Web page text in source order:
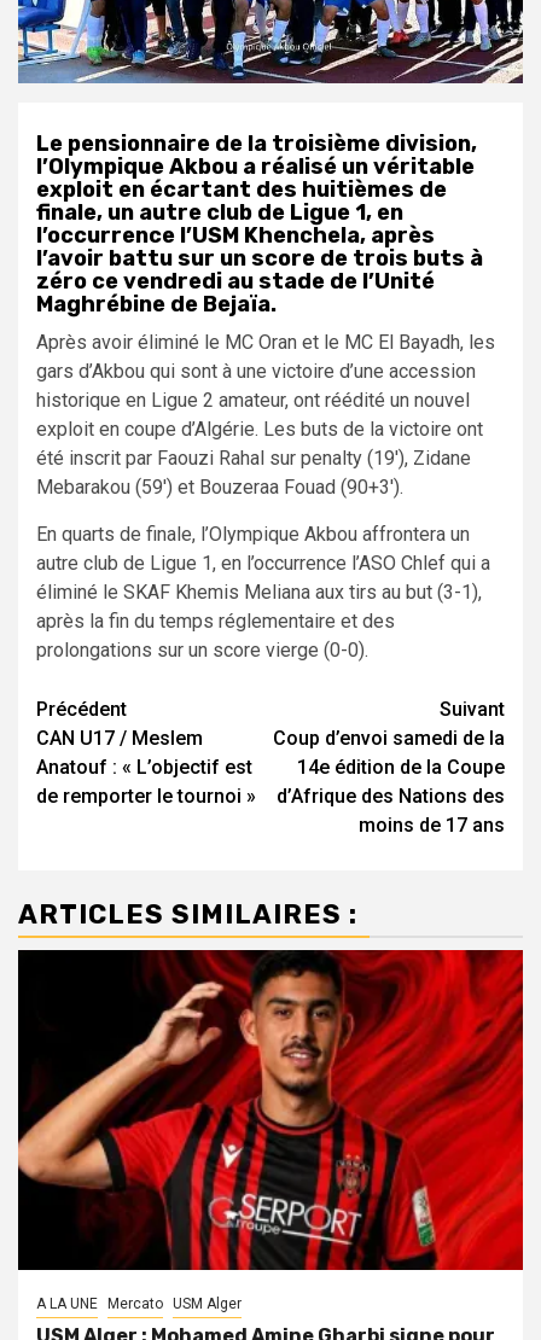
Le pensionnaire de la troisième division,
l’Olympique Akbou a réalisé un véritable
exploit en écartant des huitièmes de
finale, un autre club de Ligue 1, en
l’occurrence l’USM Khenchela, après
l’avoir battu sur un score de trois buts à
zéro ce vendredi au stade de l’Unité
Maghrébine de Bejaïa.
Après avoir éliminé le MC Oran et le MC El Bayadh, les
gars d’Akbou qui sont à une victoire d’une accession
historique en Ligue 2 amateur, ont réédité un nouvel
exploit en coupe d’Algérie. Les buts de la victoire ont
été inscrit par Faouzi Rahal sur penalty (19′), Zidane
Mebarakou (59′) et Bouzeraa Fouad (90+3′).
En quarts de finale, l’Olympique Akbou affrontera un
autre club de Ligue 1, en l’occurrence l’ASO Chlef qui a
éliminé le SKAF Khemis Meliana aux tirs au but (3-1),
après la fin du temps réglementaire et des
prolongations sur un score vierge (0-0).
Navigation
d’article
Précédent
CAN U17 / Meslem
Anatouf : « L’objectif est
de remporter le tournoi »
Suivant
Coup d’envoi samedi de la
14e édition de la Coupe
d’Afrique des Nations des
moins de 17 ans
ARTICLES SIMILAIRES :
A LA UNE Mercato USM Alger